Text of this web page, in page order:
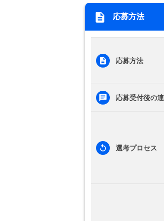
応募方法
応募方法
応募受付後の
選考プロセス